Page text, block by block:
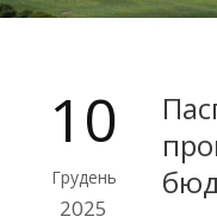
10
Грудень
2025